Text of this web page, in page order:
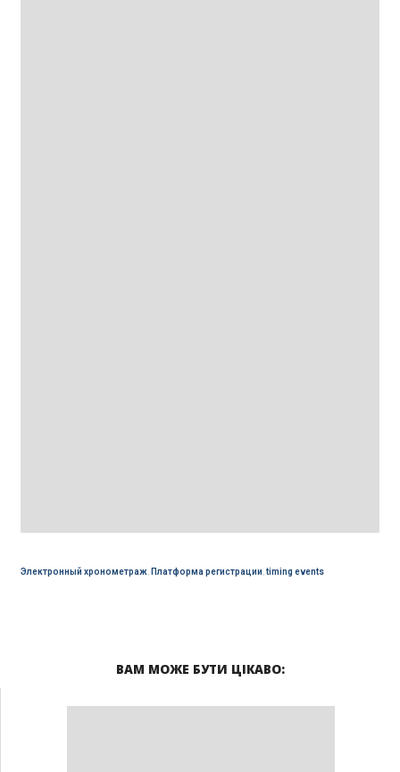
Электронный хронометраж, Платформа регистрации timing events
ВАМ МОЖЕ БУТИ ЦІКАВО: